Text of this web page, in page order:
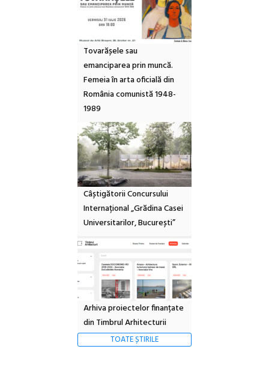
Tovarășele sau
emanciparea prin muncă.
Femeia în arta oficială din
România comunistă 1948-
1989
Câștigătorii Concursului
Internațional „Grădina Casei
Universitarilor, București”
Arhiva proiectelor finanțate
din Timbrul Arhitecturii
TOATE ȘTIRILE